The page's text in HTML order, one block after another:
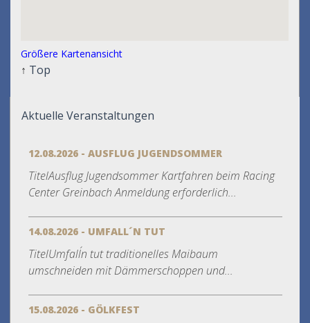
Größere Kartenansicht
↑ Top
Aktuelle Veranstaltungen
12.08.2026 - AUSFLUG JUGENDSOMMER
TitelAusflug Jugendsommer Kartfahren beim Racing
Center Greinbach Anmeldung erforderlich...
14.08.2026 - UMFALL´N TUT
TitelUmfall´n tut traditionelles Maibaum
umschneiden mit Dämmerschoppen und...
15.08.2026 - GÖLKFEST